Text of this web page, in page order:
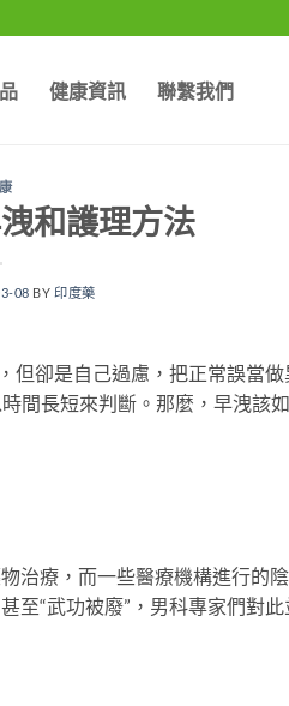
健康資訊 聯繫我們
和護理方法
08 BY 印度藥
，但卻是自己過慮，把正常誤當
間長短來判斷。那麼，早洩該
療，而一些醫療機構進行的
至“武功被廢”，男科專家們對此